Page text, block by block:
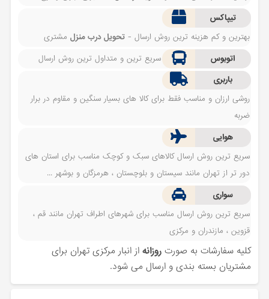
تیپاکس
بهترین و کم هزینه ترین روش ارسال -تحویل درب منزل مشتری
اتوبوس
سریع ترین و متداول ترین روش ارسال
باربری
روشی ارزان و مناسب فقط برای کالا های بسیار سنگین و مقاوم در برار
ضربه
هوایی
سریع ترین روش ارسال کالاهای سبک و کوچک مناسب برای استان های
دور تر از تهران مانند سیستان و بلوچستان ، هرمزگان و بوشهر ...
سواری
سریع ترین روش ارسال مناسب برای شهرهای اطراف تهران مانند قم ،
قزوین ، مازندران و مرکزی
کلیه سفارشات به صورتروزانه از انبار مرکزی تهران برای
مشتریان بسته بندی و ارسال می شود.